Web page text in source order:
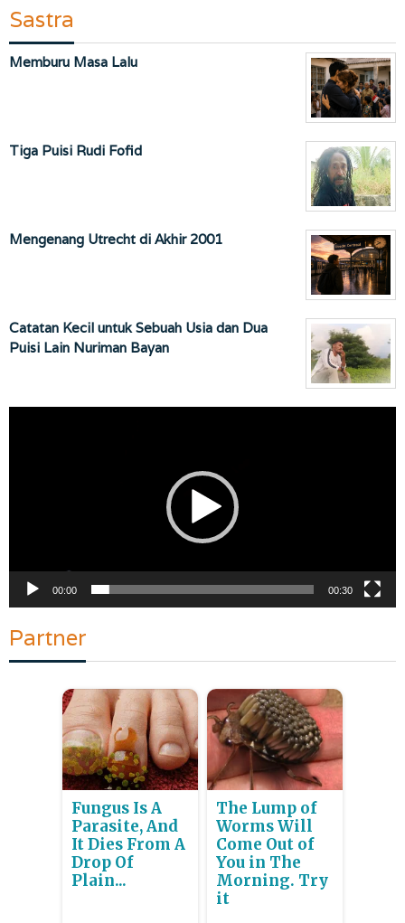
Sastra
Memburu Masa Lalu
Tiga Puisi Rudi Fofid
Mengenang Utrecht di Akhir 2001
Catatan Kecil untuk Sebuah Usia dan Dua
Puisi Lain Nuriman Bayan
00:00 00:30
Partner
Fungus Is A
Parasite, And
It Dies From A
Drop Of
Plain...
The Lump of
Worms Will
Come Out of
You in The
Morning. Try
it